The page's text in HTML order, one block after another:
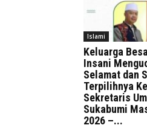
Islami
Keluarga
Insani
Selamat dan
Terpilihnya
Sekretaris
Sukabumi
2026 –...